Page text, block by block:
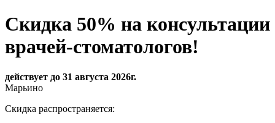
Скидка 50% на консультации
врачей-стоматологов!
действует до 31 августа 2026г.
Марьино
Скидка распространяется: